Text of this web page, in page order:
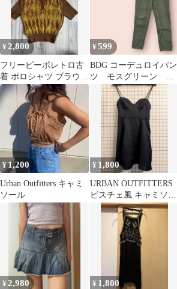
¥ 2,800
フリーピーポレトロ古
着 ポロシャツ ブラウン
Mサイズアメリカリネ
ン
¥599
BDG コーデュロイパン
ツ モスグリーン レ
ディース/25
¥1,200
Urban Outfitters キャミ
ソール
¥ 1,800
URBAN OUTFITTERS
ビスチェ風 キャミソー
ルワンピース 黒 XS
¥ 2,980 ¥ 1,800